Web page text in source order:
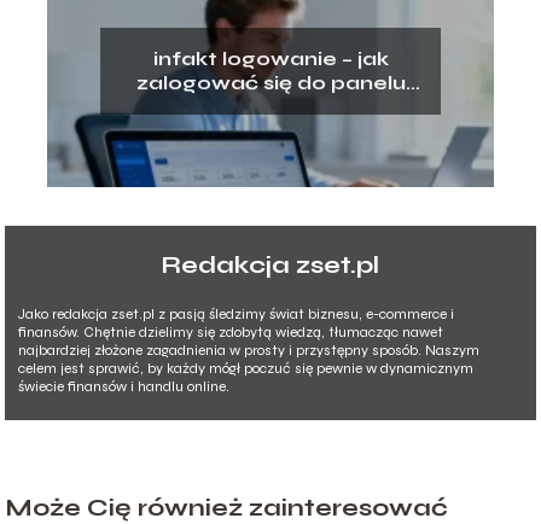
infakt logowanie – jak
zalogować się do panelu
klienta?
Redakcja zset.pl
Jako redakcja zset.pl z pasją śledzimy świat biznesu, e-commerce i
finansów. Chętnie dzielimy się zdobytą wiedzą, tłumacząc nawet
najbardziej złożone zagadnienia w prosty i przystępny sposób. Naszym
celem jest sprawić, by każdy mógł poczuć się pewnie w dynamicznym
świecie finansów i handlu online.
Może Cię również zainteresować